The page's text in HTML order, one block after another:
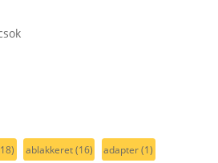
ablakkeret(16) adapter(1)